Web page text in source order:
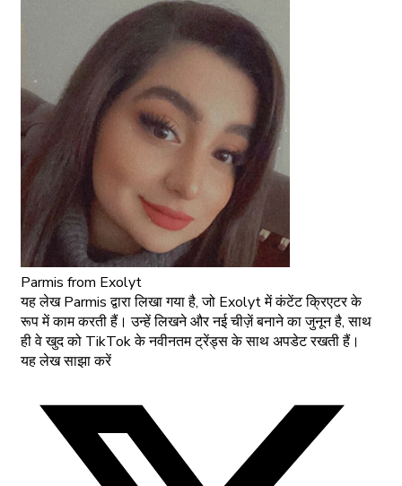
Parmis from Exolyt
यह लेख Parmis द्वारा लिखा गया है, जो Exolyt में कंटेंट क्रिएटर के
रूप में काम करती हैं। उन्हें लिखने और नई चीज़ें बनाने का जुनून है, साथ
ही वे खुद को TikTok के नवीनतम ट्रेंड्स के साथ अपडेट रखती हैं।
यह लेख साझा करें